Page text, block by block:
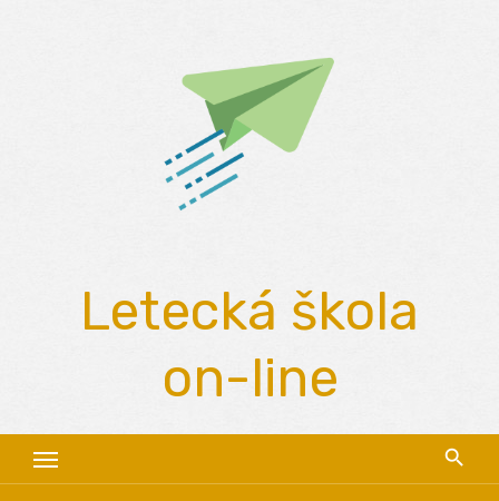
Letecká škola
on-line